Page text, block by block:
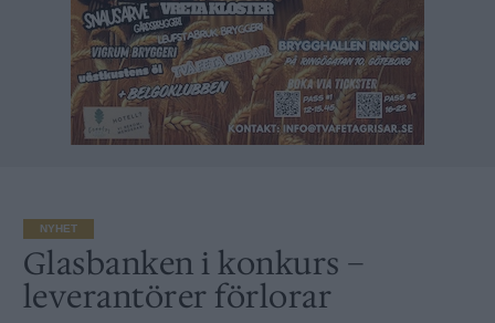
NYHET
Glasbanken i konkurs –
leverantörer förlorar